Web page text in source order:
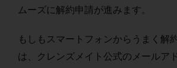
ムーズに解約申請が進みます。
もしもスマートフォンからうまく解
は、クレンズメイト公式のメールア